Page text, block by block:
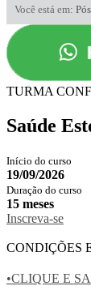
Você está em:
TURMA
Saúde
Início do curso
19/09/2026
Duração do curso
15 meses
Inscreva-se
CONDIÇÕES
•CLIQUE E